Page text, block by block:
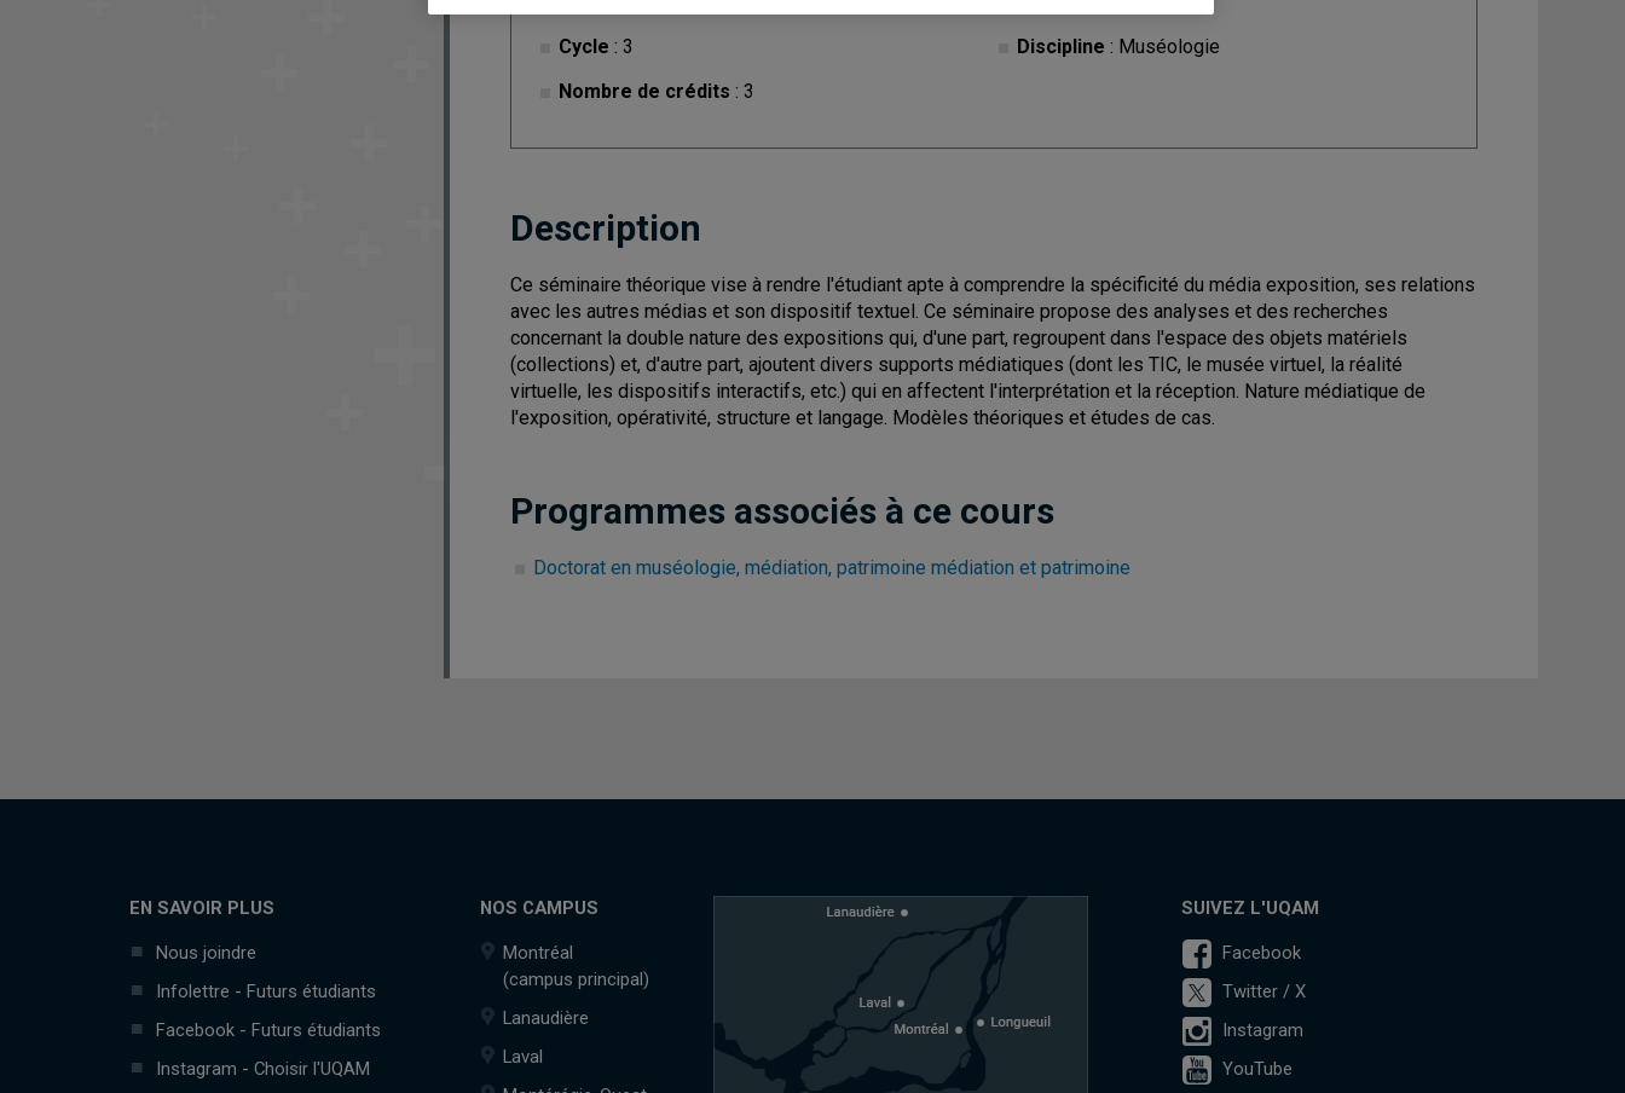
Cycle : 3
Nombre de crédits : 3
Discipline : Muséologie
Description
Ce séminaire théorique vise à rendre l'étudiant apte à comprendre la spécificité du média exposition, ses relations
avec les autres médias et son dispositif textuel. Ce séminaire propose des analyses et des recherches
concernant la double nature des expositions qui, d'une part, regroupent dans l'espace des objets matériels
(collections) et, d'autre part, ajoutent divers supports médiatiques (dont les TIC, le musée virtuel, la réalité
virtuelle, les dispositifs interactifs, etc.) qui en affectent l'interprétation et la réception. Nature médiatique de
l'exposition, opérativité, structure et langage. Modèles théoriques et études de cas.
Programmes associés à ce cours
Doctorat en muséologie, médiation, patrimoine médiation et patrimoine
EN SAVOIR PLUS
Nous joindre
Infolettre - Futurs étudiants
Facebook - Futurs étudiants
Instagram - Choisir l'UQAM
NOS CAMPUS
Montréal
(campus principal)
Lanaudière
Laval
SUIVEZ L'UQAM
Facebook
Twitter / X
Instagram
YouTube